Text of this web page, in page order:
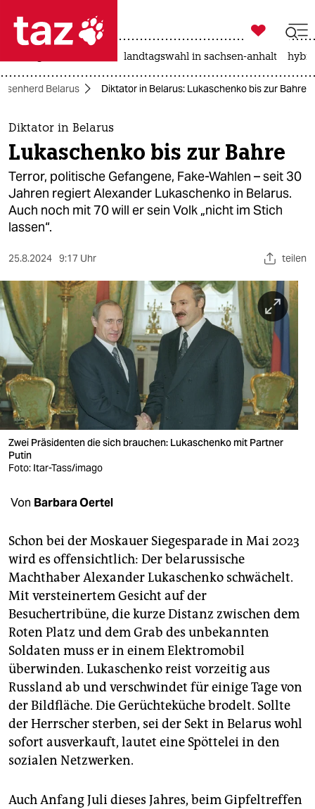
 taz zahl ich
taz zahl ich
themen
politik
öko
gesellschaft
kultur
sport
berlin
nord
wahrheit
verlag
verlag
veranstaltungen
unterstützen
abo
genossenschaft
epaper login

taz zahl ich
landtagswahl in sachsen-anhalt
Belarus Diktator in Belarus: Lukaschenko bis zur Bahre
Diktator in Belarus
Lukaschenko bis zur Bahre
Terror, politische Gefangene, Fake-Wahlen – seit 30
Jahren regiert Alexander Lukaschenko in Belarus.
Auch noch mit 70 will er sein Volk „nicht im Stich
lassen“.
25.8.2024 9:17 Uhr teilen
Zwei Präsidenten die sich brauchen: Lukaschenko mit Partner
Putin
Foto: Itar-Tass/imago
Von Barbara Oertel
Schon bei der Moskauer Siegesparade in Mai 2023
wird es offensichtlich: Der belarussische
Machthaber Alexander Lukaschenko schwächelt.
Mit versteinertem Gesicht auf der
Besuchertribüne, die kurze Distanz zwischen dem
Roten Platz und dem Grab des unbekannten
Soldaten muss er in einem Elektromobil
überwinden. Lukaschenko reist vorzeitig aus
Russland ab und verschwindet für einige Tage von
der Bildfläche. Die Gerüchteküche brodelt. Sollte
der Herrscher sterben, sei der Sekt in Belarus wohl
sofort ausverkauft, lautet eine Spöttelei in den
sozialen Netzwerken.
Auch Anfang Juli dieses Jahres, beim Gipfeltreffen